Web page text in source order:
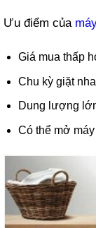
Ưu điểm của
Giá mua thấp
Chu kỳ giặt
Dung lượng
Có thể mở